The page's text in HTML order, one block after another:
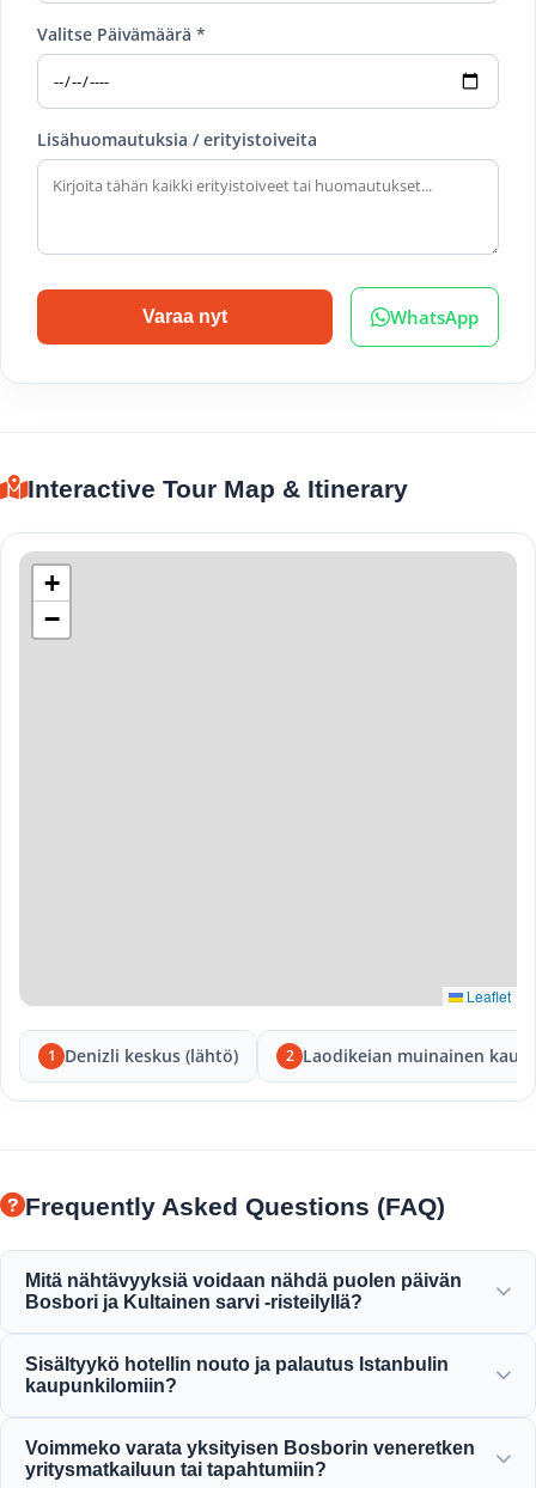
Valitse Päivämäärä *
Lisähuomautuksia / erityistoiveita
Varaa nyt WhatsApp
Interactive Tour Map & Itinerary
+
−
Leaflet
1 Denizli keskus (lähtö) 2 Laodikeian muinainen
Frequently Asked Questions (FAQ)
Mitä nähtävyyksiä voidaan nähdä puolen päivän
Bosbori ja Kultainen sarvi -risteilyllä?
sillalle, Dolmabahçen palatsille, Ortaköyn moskeijalle,
Rumelin linnoitukselle ja tyylikkäille ottomaanien
Sisältyykö hotellin nouto ja palautus Istanbulin
kaupunkilomiin?
palautuspalvelut keskeisiltä hotelleilta Sultanahmetissa,
Voimmeko varata yksityisen Bosborin veneretken
yritysmatkailuun tai tapahtumiin?